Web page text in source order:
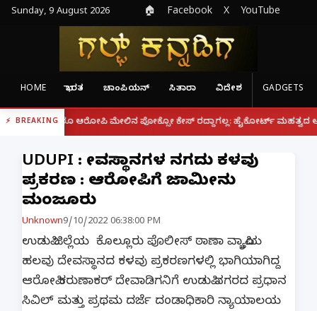
Sunday, 9 August 2026 🏠 Facebook X YouTube
HOME ಭಾರತ ಚಾಂಪಿಯನ್ ಸಿತಾರಾ ವಿದೇಶ GADGETS
BREAKING
ಆರೋಪಿ ಮೇಲಿನ ಪೋಕ್ಸೋ ಕೇಸ್ ರದ್ದಾಗಲ್ಲ: ಹೈಕೋರ್ಟ್ ಮಹತ್ವದ ಆದೇಶ |
UDUPI : ದೇವಸ್ಥಾನಗಳ‌ ನಗದು ಕಳವು
ಪ್ರಕರಣ : ಆರೋಪಿಗೆ ಜಾಮೀನು
ಮಂಜೂರು
Unknown9/10/2022 06:38:00 PM
ಉಡುಪಿ ಜಿಲ್ಲೆಯ ಕೊಲ್ಲೂರು ಪೊಲೀಸ್ ಠಾಣಾ ವ್ಯಾಪ್ತಿಯ
ಹಲವು ದೇವಸ್ಥಾನದ ಕಳವು ಪ್ರಕರಣಗಳಲ್ಲಿ ಭಾಗಿಯಾಗಿದ್ದ
ಆರೋಪಿ ಕರುಣಾಕರ್ ದೇವಾಡಿಗನಿಗೆ ಉಡುಪಿ ನಗರದ ಪ್ರಧಾನ
ಸಿವಿಲ್ ಮತ್ತು ಪ್ರಥಮ ದರ್ಜೆ ದಂಡಾಧಿಕಾರಿ ನ್ಯಾಯಾಲಯ